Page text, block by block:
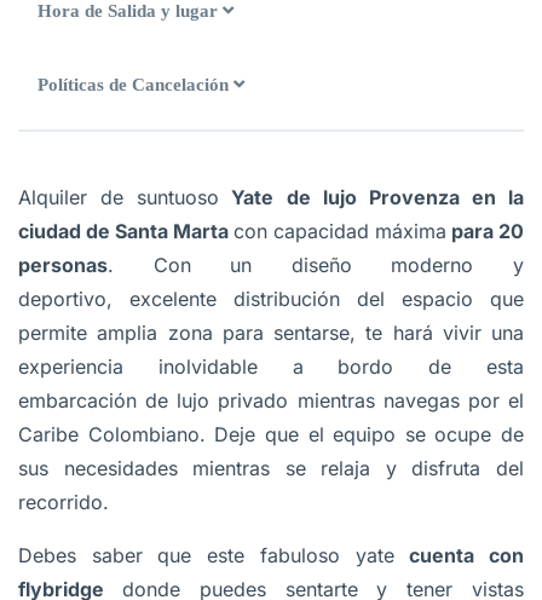
Hora de Salida y lugar
Políticas de Cancelación
Alquiler de suntuoso Yate de lujo Provenza en la
ciudad de Santa Marta con capacidad máxima para 20
personas. Con un diseño moderno y
deportivo, excelente distribución del espacio que
permite amplia zona para sentarse, te hará vivir una
experiencia inolvidable a bordo de esta
embarcación de lujo privado mientras navegas por el
Caribe Colombiano. Deje que el equipo se ocupe de
sus necesidades mientras se relaja y disfruta del
recorrido.
Debes saber que este fabuloso yatecuenta con
flybridge donde puedes sentarte y tener vistas